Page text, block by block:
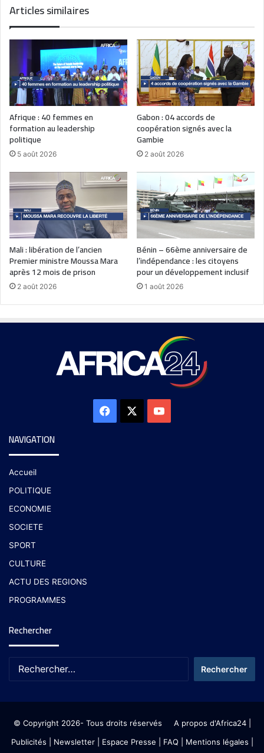
Articles similaires
Afrique : 40 femmes en
formation au leadership
politique
5 août 2026
Gabon : 04 accords de
coopération signés avec la
Gambie
2 août 2026
Mali : libération de l’ancien
Premier ministre Moussa Mara
après 12 mois de prison
2 août 2026
Bénin – 66ème anniversaire de
l’indépendance : les citoyens
pour un développement inclusif
1 août 2026
NAVIGATION
Accueil
POLITIQUE
ECONOMIE
SOCIETE
SPORT
CULTURE
ACTU DES REGIONS
PROGRAMMES
Rechercher
© Copyright 2026- Tous droits réservés A propos d'Africa24|
Publicités
Newsletter| Espace Presse | FAQ | Mentions légales